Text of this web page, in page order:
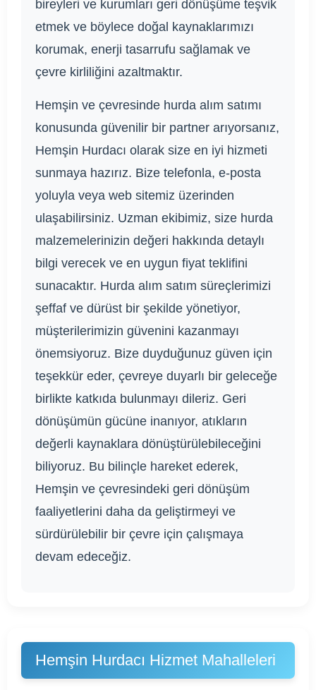
bireyleri ve kurumları geri dönüşüme teşvik
etmek ve böylece doğal kaynaklarımızı
korumak, enerji tasarrufu sağlamak ve
çevre kirliliğini azaltmaktır.
Hemşin ve çevresinde hurda alım satımı
konusunda güvenilir bir partner arıyorsanız,
Hemşin Hurdacı olarak size en iyi hizmeti
sunmaya hazırız. Bize telefonla, e-posta
yoluyla veya web sitemiz üzerinden
ulaşabilirsiniz. Uzman ekibimiz, size hurda
malzemelerinizin değeri hakkında detaylı
bilgi verecek ve en uygun fiyat teklifini
sunacaktır. Hurda alım satım süreçlerimizi
şeffaf ve dürüst bir şekilde yönetiyor,
müşterilerimizin güvenini kazanmayı
önemsiyoruz. Bize duyduğunuz güven için
teşekkür eder, çevreye duyarlı bir geleceğe
birlikte katkıda bulunmayı dileriz. Geri
dönüşümün gücüne inanıyor, atıkların
değerli kaynaklara dönüştürülebileceğini
biliyoruz. Bu bilinçle hareket ederek,
Hemşin ve çevresindeki geri dönüşüm
faaliyetlerini daha da geliştirmeyi ve
sürdürülebilir bir çevre için çalışmaya
devam edeceğiz.
Hemşin Hurdacı Hizmet Mahalleleri